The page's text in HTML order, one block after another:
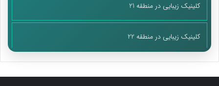
کلینیک زیبایی در منطقه 21
کلینیک زیبایی در منطقه 22